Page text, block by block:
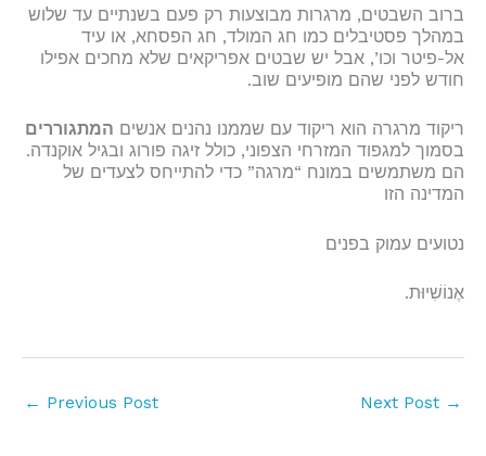
ברוב השבטים, מרגרות מבוצעות רק פעם בשנתיים עד שלוש
במהלך פסטיבלים כמו חג המולד, חג הפסחא, או עיד
אל-פיטר וכו’, אבל יש שבטים אפריקאים שלא מחכים אפילו
חודש לפני שהם מופיעים שוב.
ריקוד מרגרה הוא ריקוד עם שממנו נהנים אנשים המתגוררים
בסמוך למגפוד המזרחי הצפוני, כולל זיגה פורוג ובגיל אוקנדה.
הם משתמשים במונח “מרגה” כדי להתייחס לצעדים של
המדינה הזו
נטועים עמוק בפנים
אֶנוֹשִׁיוּת.
← Previous Post Next Post →